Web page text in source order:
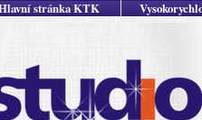
stránka KTK